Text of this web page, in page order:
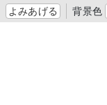
よみあげる 背景色